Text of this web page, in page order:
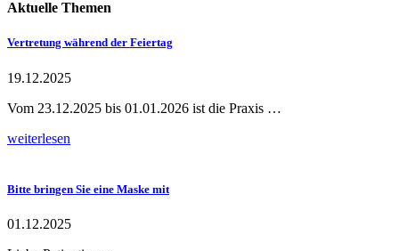
Aktuelle Themen
Vertretung während der Feiertag
19.12.2025
Vom 23.12.2025 bis 01.01.2026 ist die Praxis …
weiterlesen
Bitte bringen Sie eine Maske mit
01.12.2025